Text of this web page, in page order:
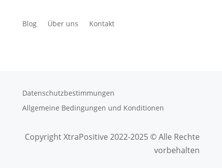
Blog Über uns Kontakt
Datenschutzbestimmungen
Allgemeine Bedingungen und Konditionen
Copyright XtraPositive 2022-2025 © Alle Rechte
vorbehalten